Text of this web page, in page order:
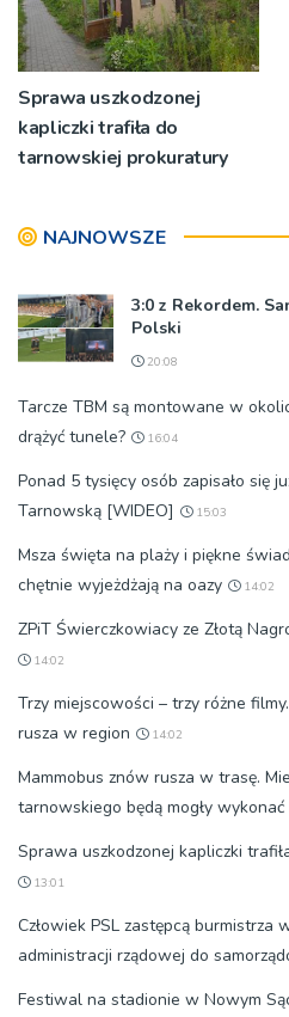
Sprawa uszkodzonej
kapliczki trafiła do
tarnowskiej prokuratury
NAJNOWSZE
3:0 z Rekordem.
Polski
20:08
Tarcze TBM są montowane w
drążyć tunele?
16:04
Ponad 5 tysięcy osób zapisało się
Tarnowską [WIDEO]
15:03
Msza święta na plaży i piękne
chętnie wyjeżdżają na oazy
14:02
ZPiT Świerczkowiacy ze Złotą
14:02
Trzy miejscowości – trzy różne
rusza w region
14:02
Mammobus znów rusza w trasę.
tarnowskiego będą mogły
Sprawa uszkodzonej kapliczki
13:01
Człowiek PSL zastępcą burmistrza
administracji rządowej do
Festiwal na stadionie w Nowym